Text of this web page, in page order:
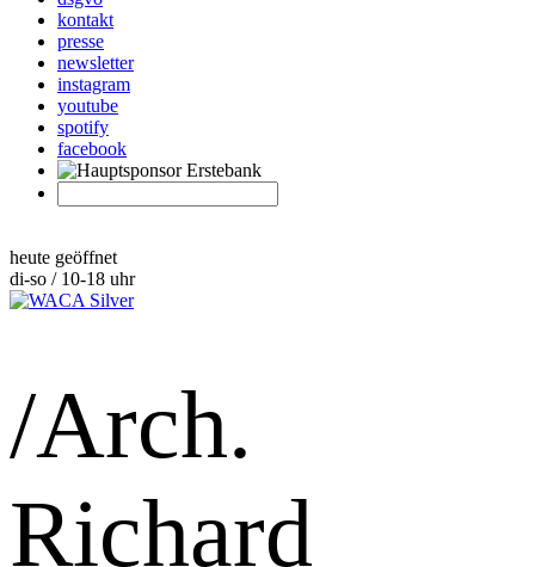
kontakt
presse
newsletter
instagram
youtube
spotify
facebook
heute geöffnet
di-so / 10-18 uhr
/Arch.
Richard